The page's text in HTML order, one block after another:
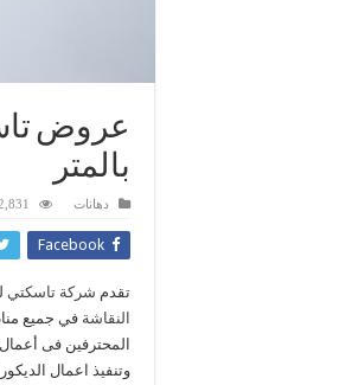
عروض
بالمتر
دهانات 2,831
Facebook
تقدم شركة تاسكتي
النقاشة في جميع
المحترفين فى
وتنفيذ اعمال